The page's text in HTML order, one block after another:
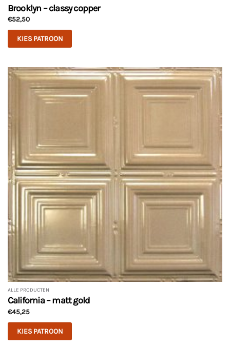
Brooklyn – classy copper
€52,50
KIES PATROON
ALLE PRODUCTEN
California – matt gold
€45,25
KIES PATROON